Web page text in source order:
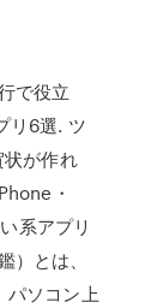
で役立
リ6選. ツ
が作れ
・
系アプリ
）とは、
パソコン上